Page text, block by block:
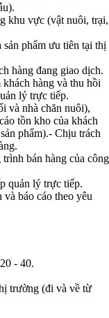
khu vực (vật nuôi, trại,
phẩm ưu tiên tại thị
hàng đang giao dịch.
hàng và thu hồi
lý trực tiếp.
và nhà chăn nuôi),
tồn kho của khách
phẩm).- Chịu trách
bán hàng của công
quản lý trực tiếp.
báo cáo theo yêu
- 40.
trường (đi và về từ